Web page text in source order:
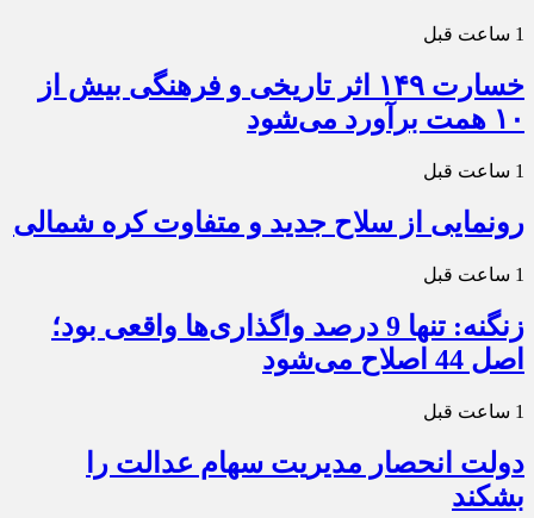
1 ساعت قبل
خسارت ۱۴۹ اثر تاریخی و فرهنگی بیش از
۱۰ همت برآورد می‌شود
1 ساعت قبل
رونمایی از سلاح جدید و متفاوت کره شمالی
1 ساعت قبل
زنگنه: تنها 9 درصد واگذاری‌ها واقعی بود؛
اصل 44 اصلاح می‌شود
1 ساعت قبل
دولت انحصار مدیریت سهام عدالت را
بشکند